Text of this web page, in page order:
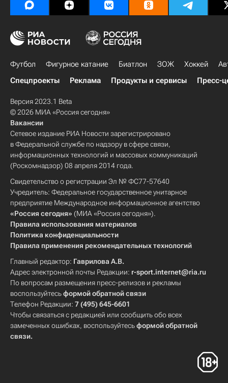
Футбол Фигурное катание Биатлон ЗОЖ Хоккей
Спецпроекты
Реклама Продукты и сервисы Пресс-
Версия 2023.1 Beta
© 2026 МИА «Россия сегодня»
Вакансии
Сетевое издание РИА Новости зарегистрировано
в Федеральной службе по надзору в сфере связи,
информационных технологий и массовых коммуникаций
(Роскомнадзор) 08 апреля 2014 года.
Свидетельство о регистрации Эл № ФС77-57640
Учредитель: Федеральное государственное унитарное
предприятие Международное информационное агентство
«Россия сегодня» (МИА «Россия сегодня»).
Правила использования материалов
Политика конфиденциальности
Правила применения рекомендательных технологий
Главный редактор: Гаврилова А.В.
Адрес электронной почты Редакции: r-sport.internet@ria.ru
По вопросам размещения пресс-релизов и рекламы
воспользуйтесьформой обратной связи
Телефон Редакции: 7 (495) 645-6601
Чтобы связаться с редакцией или сообщить обо всех
замеченных ошибках, воспользуйтесьформой обратной
связи.